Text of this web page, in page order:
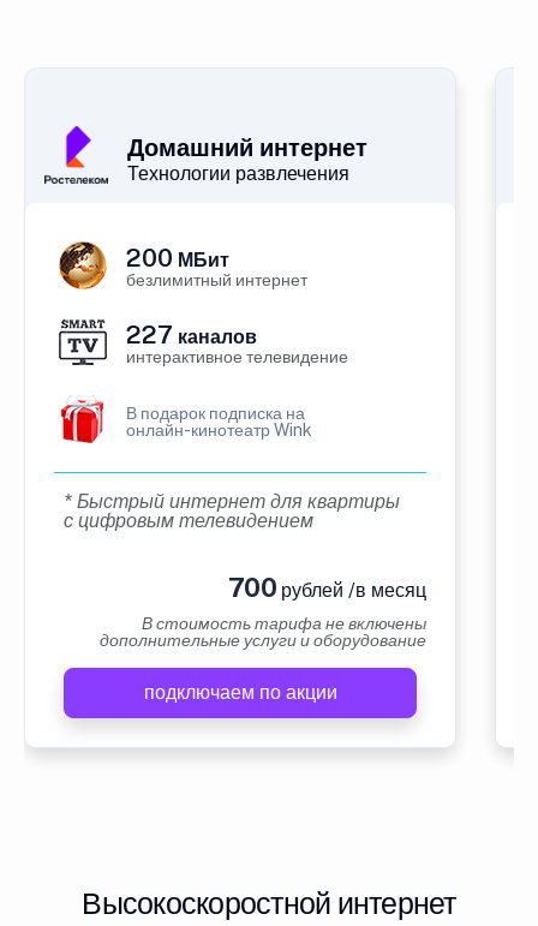
Домашний интернет
Технологии развлечения
200 МБит
безлимитный интернет
227 каналов
интерактивное телевидение
В подарок подписка на
онлайн-кинотеатр Wink
* Быстрый интернет для квартиры
с цифровым телевидением
700 рублей /в месяц
В стоимость тарифа не включены
дополнительные услуги и оборудование
подключаем по акции
Высокоскоростной интернет